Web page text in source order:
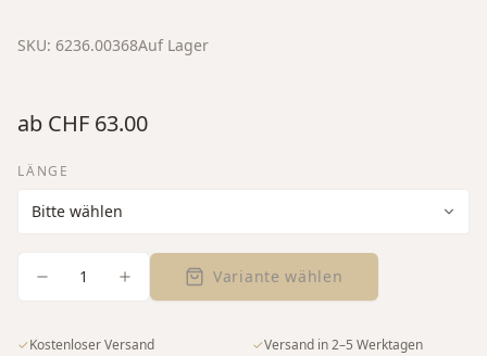
SKU: 6236.00368Auf Lager
ab CHF 63.00
LÄNGE
1 Variante wählen
✓Kostenloser Versand ✓Versand in 2–5 Werktagen